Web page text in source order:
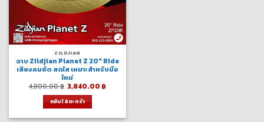
ZILDJIAN
ฉาบ Zildjian Planet Z 20″ Ride
เสียงคมชัด สดใส เหมาะสำหรับมือ
ใหม่
4,800.00฿ Original
price
was:
4,800.00 ฿.
3,840.00 ฿
หยิบใส่ตะกร้า